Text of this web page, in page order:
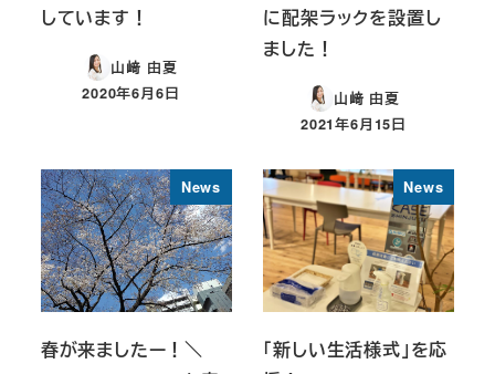
しています！
山﨑 由夏
投稿日
2020年6月6日
に配架ラックを設置し
ました！
山﨑 由夏
投稿日
2021年6月15日
News
春が来ましたー！＼
News
「新しい生活様式」を応